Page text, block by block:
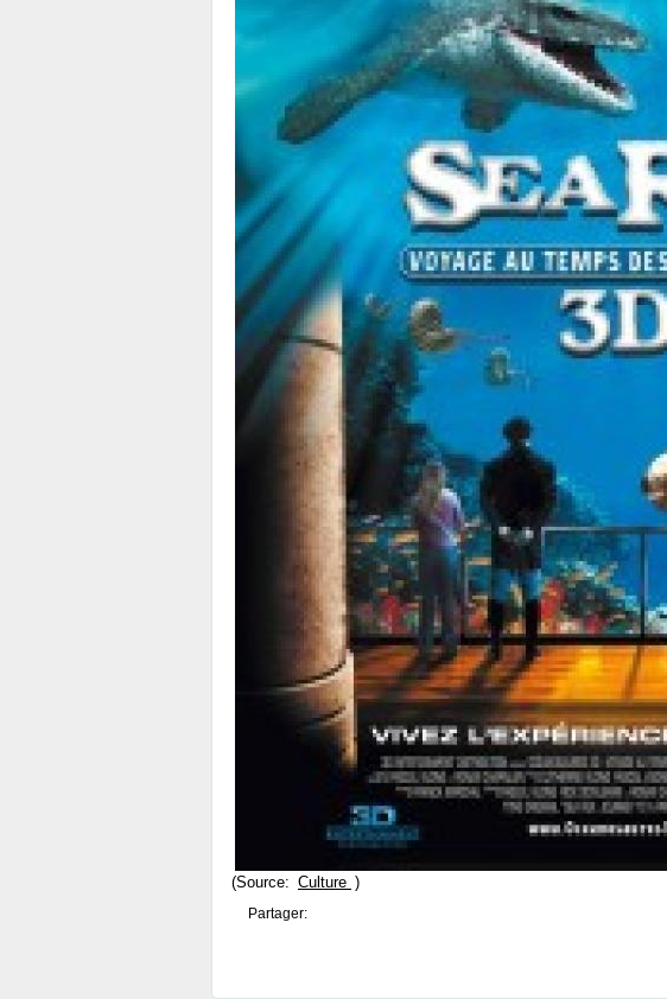
(Source: Culture )
Partager: